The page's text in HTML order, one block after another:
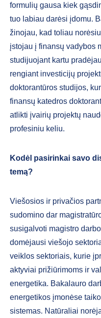
formulių gausa kiek
tuo labiau darėsi įdomu.
žinojau, kad toliau
įstojau į finansų vadybos
studijuojant kartu
rengiant investicijų
doktorantūros studijos,
finansų katedros
atlikti įvairių projektų
profesiniu keliu.
Kodėl pasirinkai savo
temą?
Viešosios ir privačios
sudomino dar
susigalvoti magistro
domėjausi viešojo
veiklos sektoriais, kurie
aktyviai prižiūrimoms ir
energetika. Bakalauro
energetikos įmonėse
sistemas. Natūraliai